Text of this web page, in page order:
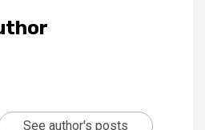
See author's posts